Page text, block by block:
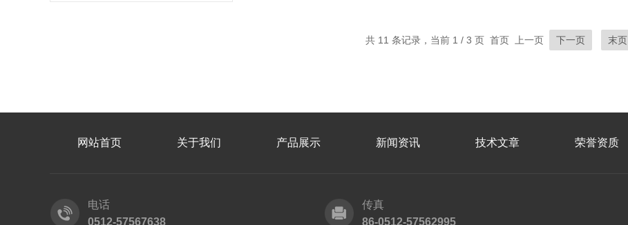
共 11 条记录，当前 1 / 3 页 首页 上一页 下一页 末页
网站首页 关于我们 产品展示 新闻资讯 技术文章 荣誉资质
电话
0512-57567638
传真
86-0512-57562995